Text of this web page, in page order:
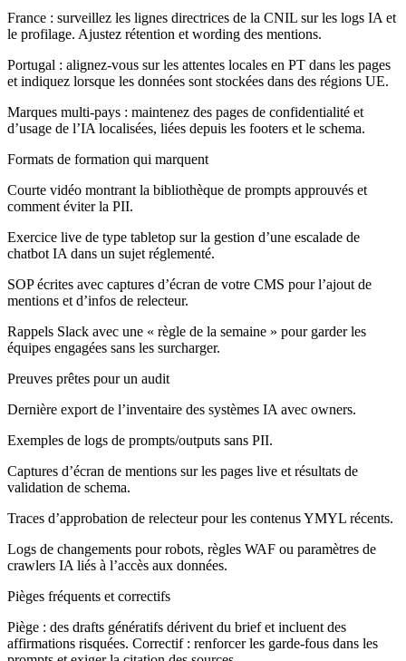
France : surveillez les lignes directrices de la CNIL sur les logs IA et
le profilage. Ajustez rétention et wording des mentions.
Portugal : alignez-vous sur les attentes locales en PT dans les pages
et indiquez lorsque les données sont stockées dans des régions UE.
Marques multi‑pays : maintenez des pages de confidentialité et
d’usage de l’IA localisées, liées depuis les footers et le schema.
Formats de formation qui marquent
Courte vidéo montrant la bibliothèque de prompts approuvés et
comment éviter la PII.
Exercice live de type tabletop sur la gestion d’une escalade de
chatbot IA dans un sujet réglementé.
SOP écrites avec captures d’écran de votre CMS pour l’ajout de
mentions et d’infos de relecteur.
Rappels Slack avec une « règle de la semaine » pour garder les
équipes engagées sans les surcharger.
Preuves prêtes pour un audit
Dernière export de l’inventaire des systèmes IA avec owners.
Exemples de logs de prompts/outputs sans PII.
Captures d’écran de mentions sur les pages live et résultats de
validation de schema.
Traces d’approbation de relecteur pour les contenus YMYL récents.
Logs de changements pour robots, règles WAF ou paramètres de
crawlers IA liés à l’accès aux données.
Pièges fréquents et correctifs
Piège : des drafts génératifs dérivent du brief et incluent des
affirmations risquées. Correctif : renforcer les garde-fous dans les